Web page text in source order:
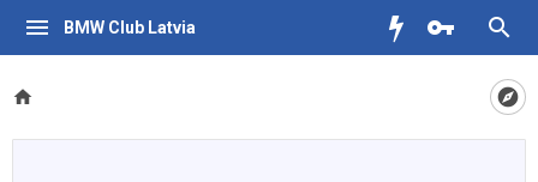
BMW Club Latvia